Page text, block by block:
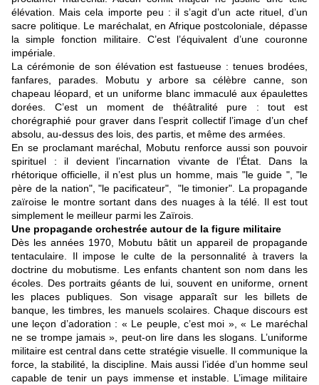
élévation. Mais cela importe peu : il s’agit d’un acte rituel, d’un
sacre politique. Le maréchalat, en Afrique postcoloniale, dépasse
la simple fonction militaire. C’est l’équivalent d’une couronne
impériale.
La cérémonie de son élévation est fastueuse : tenues brodées,
fanfares, parades. Mobutu y arbore sa célèbre canne, son
chapeau léopard, et un uniforme blanc immaculé aux épaulettes
dorées. C’est un moment de théâtralité pure : tout est
chorégraphié pour graver dans l’esprit collectif l’image d’un chef
absolu, au-dessus des lois, des partis, et même des armées.
En se proclamant maréchal, Mobutu renforce aussi son pouvoir
spirituel : il devient l’incarnation vivante de l’État. Dans la
rhétorique officielle, il n’est plus un homme, mais "le guide ", "le
père de la nation", "le pacificateur", "le timonier". La propagande
zaïroise le montre sortant dans des nuages à la télé. Il est tout
simplement le meilleur parmi les Zaïrois.
Une propagande orchestrée autour de la figure militaire
Dès les années 1970, Mobutu bâtit un appareil de propagande
tentaculaire. Il impose le culte de la personnalité à travers la
doctrine du mobutisme. Les enfants chantent son nom dans les
écoles. Des portraits géants de lui, souvent en uniforme, ornent
les places publiques. Son visage apparaît sur les billets de
banque, les timbres, les manuels scolaires. Chaque discours est
une leçon d’adoration : « Le peuple, c’est moi », « Le maréchal
ne se trompe jamais », peut-on lire dans les slogans. L’uniforme
militaire est central dans cette stratégie visuelle. Il communique la
force, la stabilité, la discipline. Mais aussi l’idée d’un homme seul
capable de tenir un pays immense et instable. L’image militaire